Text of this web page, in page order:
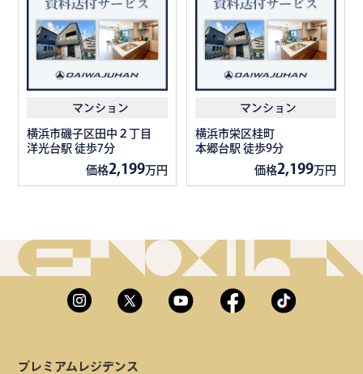
マンション
横浜市磯子区田中２丁目
洋光台駅 徒歩7分
価格2,199万円
マンション
横浜市栄区桂町
本郷台駅 徒歩9分
価格2,199万円
プレミアムレジデンス